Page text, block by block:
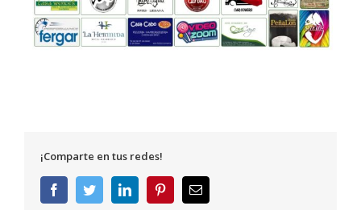
¡Comparte en tus redes!
FacebookTwitterLinkedInPinterestCorreo
electrónico